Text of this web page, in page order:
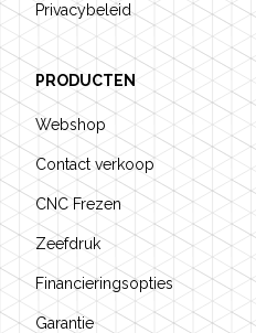
Privacybeleid
PRODUCTEN
Webshop
Contact verkoop
CNC Frezen
Zeefdruk
Financieringsopties
Garantie